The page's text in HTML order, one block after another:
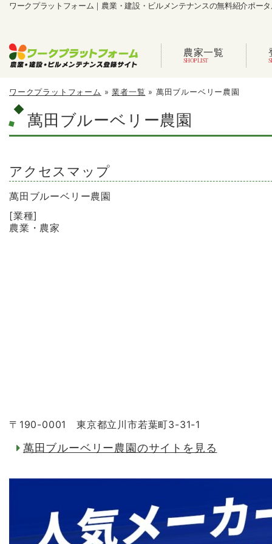
ワークプラットフォーム｜農業・建設・ビルメンテナンスの無料紹介ポー
農家一覧
ワークプラットフォーム »業者一覧 » 萬田ブルーベリー農園
萬田ブルーベリー農園
アクセスマップ
萬田ブルーベリー農園
[業種]
農業・農家
〒190-0001 東京都立川市若葉町3-31-1
萬田ブルーベリー農園のサイトを見る